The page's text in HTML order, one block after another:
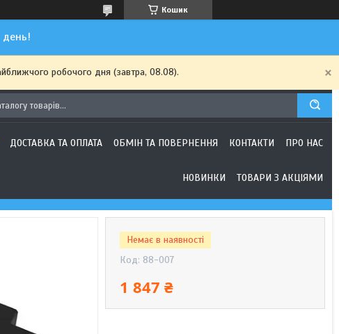
Кошик
день!
робочого дня (завтра, 08.08).
ДОСТАВКА ТА ОПЛАТА ОБМІН ТА ПОВЕРНЕННЯ КОНТАКТИ ПРО НАС
НОВИНКИ ТОВАРИ З АКЦІЯМИ
Немає в наявності
Код: 88-007
1 847 ₴